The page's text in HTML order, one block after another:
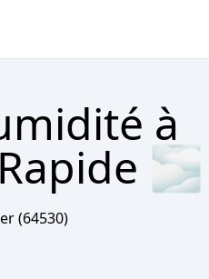
à
Rapide 🌫
(64530)